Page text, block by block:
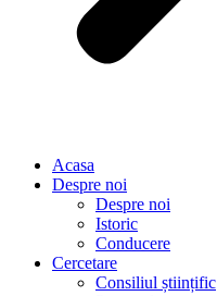
Acasa
Despre noi
Despre noi
Istoric
Conducere
Cercetare
Consiliul științific